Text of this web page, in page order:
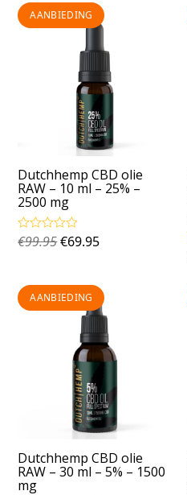
AANBIEDING
Dutchhemp CBD olie
RAW – 10 ml – 25% –
2500 mg
Gewaardeerd
5.00 uit 5
€99.95€69.95
AANBIEDING
Dutchhemp CBD olie
RAW – 30 ml – 5% – 1500
mg